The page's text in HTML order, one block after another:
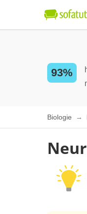
93%
Biologie